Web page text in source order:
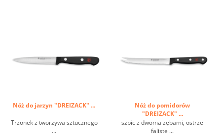
Nóż do jarzyn "DREIZACK" ...
Trzonek z tworzywa sztucznego
...
Nóż do pomidorów
"DREIZACK" ...
szpic z dwoma zębami, ostrze
faliste ...